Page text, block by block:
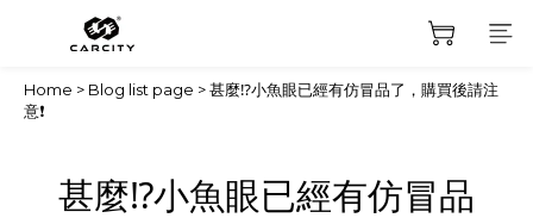
Home > Blog list page >甚麼⁉小魚眼已經有仿冒品了，購買後請注
意❗
甚麼⁉小魚眼已經有仿冒品